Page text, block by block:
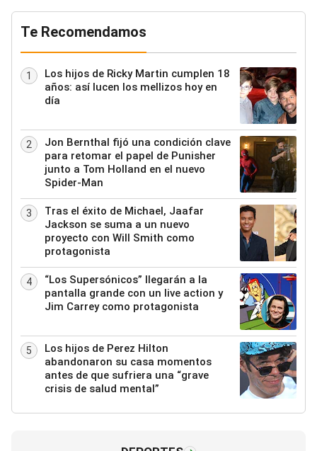
Te Recomendamos
1
Los hijos de Ricky Martin cumplen 18
años: así lucen los mellizos hoy en
día
2
Jon Bernthal fijó una condición clave
para retomar el papel de Punisher
junto a Tom Holland en el nuevo
Spider-Man
3
Tras el éxito de Michael, Jaafar
Jackson se suma a un nuevo
proyecto con Will Smith como
protagonista
4
“Los Supersónicos” llegarán a la
pantalla grande con un live action y
Jim Carrey como protagonista
5
Los hijos de Perez Hilton
abandonaron su casa momentos
antes de que sufriera una “grave
crisis de salud mental”